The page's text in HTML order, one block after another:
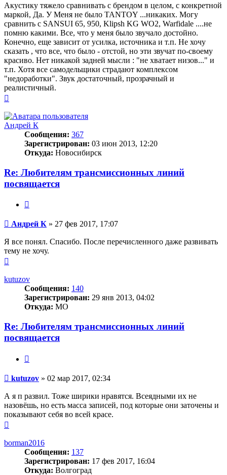
Акустику тяжело сравнивать с брендом в целом, с конкретной
маркой, Да. У Меня не было TANТOY ...никаких. Могу
сравнить с SANSUI 65, 950, Klipsh KG WO2, Warfidale ....не
помню какими. Все, что у меня было звучало достойно.
Конечно, еще зависит от усилка, источника и т.п. Не хочу
сказать , что все, что было - отстой, но эти звучат по-своему
красиво. Нет никакой задней мысли : "не хватает низов..." и
т.п. Хотя все самодельщики страдают комплексом
"недоработки". Звук достаточный, прозрачный и
реалистичный.
началу
Андрей К
Сообщения: 367
Зарегистрирован: 03 июн 2013, 12:20
Откуда: Новосибирск
Re: Любителям трансмиссионных линий
посвящается
Сообщение
Андрей К » 27 фев 2017, 17:07
Я все понял. Спасибо. После перечисленного даже развивать
тему не хочу.
началу
kutuzov
Сообщения: 140
Зарегистрирован: 29 янв 2013, 04:02
Откуда: МО
Re: Любителям трансмиссионных линий
посвящается
Сообщение
kutuzov » 02 мар 2017, 02:34
А я п развил. Тоже ширики нравятся. Всеядными их не
назовёшь, но есть масса записей, под которые они заточены и
показывают себя во всей красе.
началу
borman2016
Сообщения: 137
Зарегистрирован: 17 фев 2017, 16:04
Откуда: Волгоград